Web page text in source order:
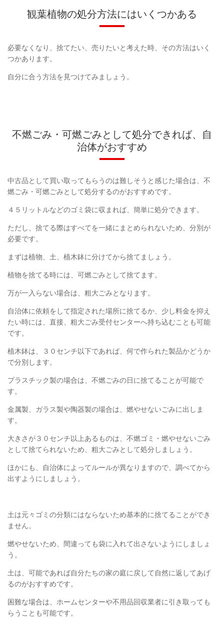
観葉植物の処分方法にはいくつかある
必要なくなり、捨てたい、売りたいと考えた時、その方法はいく
つかあります。
自分に合う方法を見つけてみましょう。
不燃ごみ・可燃ごみとして処分できれば、自
治体がおすすめ
中古品として買い取ってもらうのは難しそうと感じた場合は、不
燃ごみ・可燃ごみとして処分するのがおすすめです。
４５リットルなどのゴミ袋に収まれば、簡単に処分できます。
ただし、捨てる際はすべてを一緒にまとめられないため、分別が
必要です。
まずは植物、土、植木鉢に分けてから捨てましょう。
植物を捨てる時には、可燃ごみとして捨てます。
万が一入らない場合は、粗大ごみとなります。
自治体に依頼をして指定された場所に捨てるか、少し料金を抑え
たい時には、直接、粗大ごみ受付センターへ持ち込むことも可能
です。
植木鉢は、３０センチ以下であれば、何で作られた製品かどうか
で分別します。
プラスチック製の場合は、不燃ごみの日に捨てることが可能で
す。
金属製、ガラス製や陶器製の場合は、燃やせないごみに出しま
す。
大きさが３０センチ以上あるものは、不燃ゴミ・燃やせないごみ
として捨てられないため、粗大ごみとして処分しましょう。
ほかにも、自治体によってルールが異なりますので、調べてから
出すようにしましょう。
土は元々ゴミの分類にはならないため基本的に捨てることができ
ません。
燃やせないため、間違っても袋に入れて出さないようにしましょ
う。
土は、可能であれば自分たちの家の庭に戻して自然に返してあげ
るのがおすすめです。
困難な場合は、ホームセンターや不用品回収業者に引き取っても
らうことも可能です。